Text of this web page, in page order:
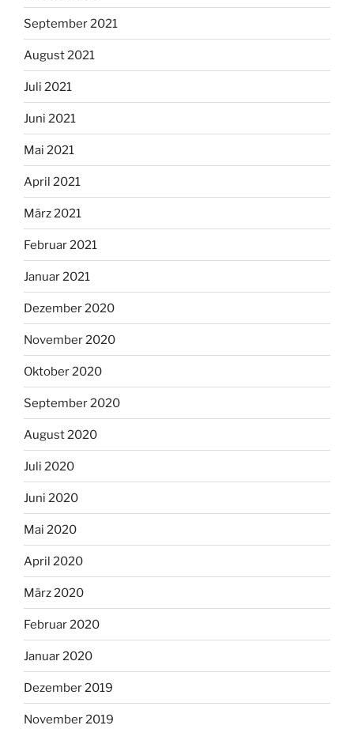
September 2021
August 2021
Juli 2021
Juni 2021
Mai 2021
April 2021
März 2021
Februar 2021
Januar 2021
Dezember 2020
November 2020
Oktober 2020
September 2020
August 2020
Juli 2020
Juni 2020
Mai 2020
April 2020
März 2020
Februar 2020
Januar 2020
Dezember 2019
November 2019